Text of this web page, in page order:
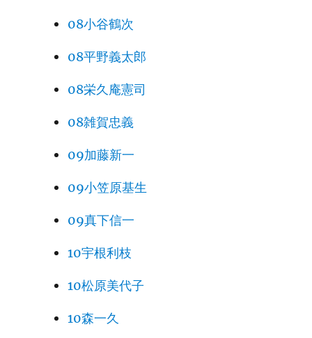
08小谷鶴次
08平野義太郎
08栄久庵憲司
08雑賀忠義
09加藤新一
09小笠原基生
09真下信一
10宇根利枝
10松原美代子
10森一久